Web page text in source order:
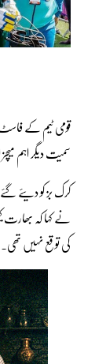
قومی ٹیم کے
سمیت دیگر اہم
کرک بز کو دیئے
کی توقع نہیں تھی۔